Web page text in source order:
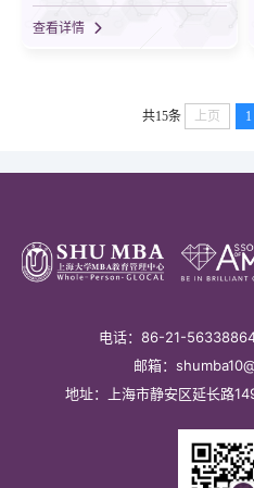
查看详情
共15条 上页 1
电话：86-21-
邮箱：
地址：上海市静安区延长路